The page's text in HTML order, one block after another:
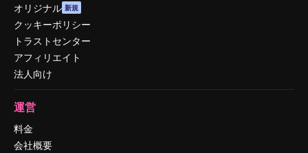
オリジナル 新規
クッキーポリシー
トラストセンター
アフィリエイト
法人向け
運営
料金
会社概要